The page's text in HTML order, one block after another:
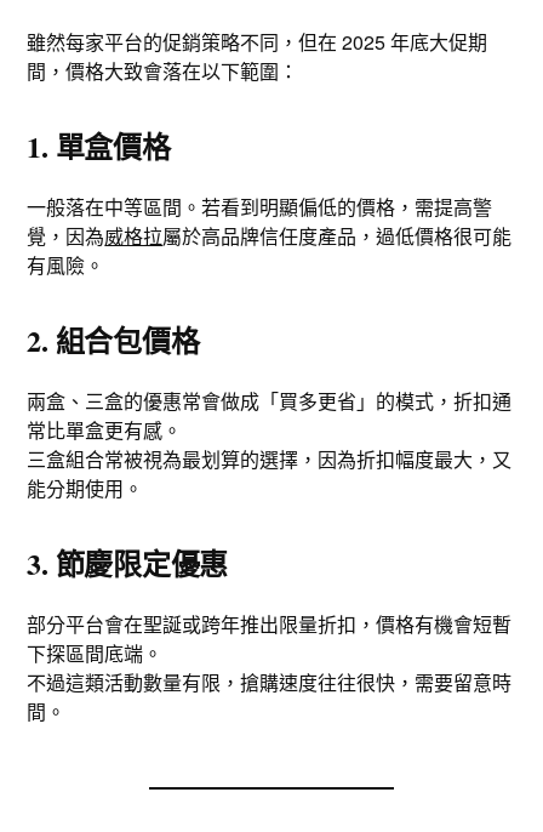
雖然每家平台的促銷策略不同，但在 2025 年底大促期
間，價格大致會落在以下範圍：
1. 單盒價格
一般落在中等區間。若看到明顯偏低的價格，需提高警
覺，因為威格拉屬於高品牌信任度產品，過低價格很可能
有風險。
2. 組合包價格
兩盒、三盒的優惠常會做成「買多更省」的模式，折扣通
常比單盒更有感。
三盒組合常被視為最划算的選擇，因為折扣幅度最大，又
能分期使用。
3. 節慶限定優惠
部分平台會在聖誕或跨年推出限量折扣，價格有機會短暫
下探區間底端。
不過這類活動數量有限，搶購速度往往很快，需要留意時
間。